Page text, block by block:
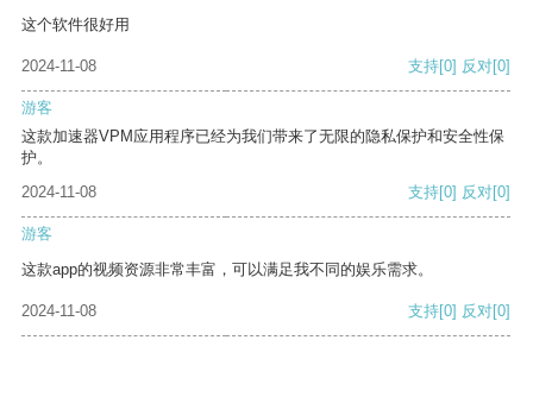
这个软件很好用
2024-11-08 支持[0] 反对[0]
游客
这款加速器VPM应用程序已经为我们带来了无限的隐私保护和安全性保
护。
2024-11-08
支持[0] 反对[0]
游客
这款app的视频资源非常丰富，可以满足我不同的娱乐需求。
2024-11-08 支持[0] 反对[0]